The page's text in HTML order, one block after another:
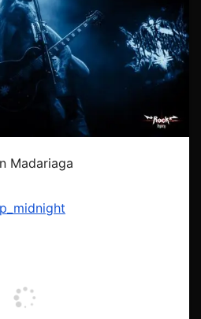
Madariaga